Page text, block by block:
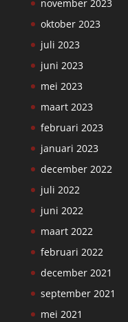
november 2023
oktober 2023
juli 2023
juni 2023
mei 2023
maart 2023
februari 2023
januari 2023
december 2022
juli 2022
juni 2022
maart 2022
februari 2022
december 2021
september 2021
mei 2021